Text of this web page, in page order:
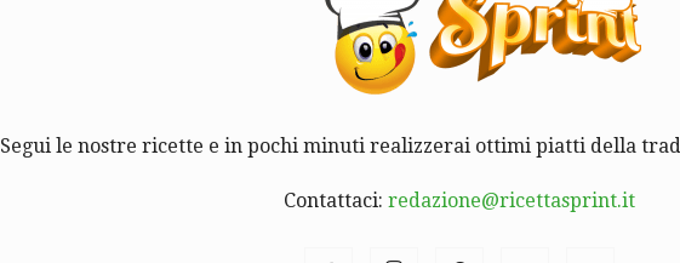
Segui le nostre ricette e in pochi minuti realizzerai ottimi piatti della
Contattaci: redazione@ricettasprint.it